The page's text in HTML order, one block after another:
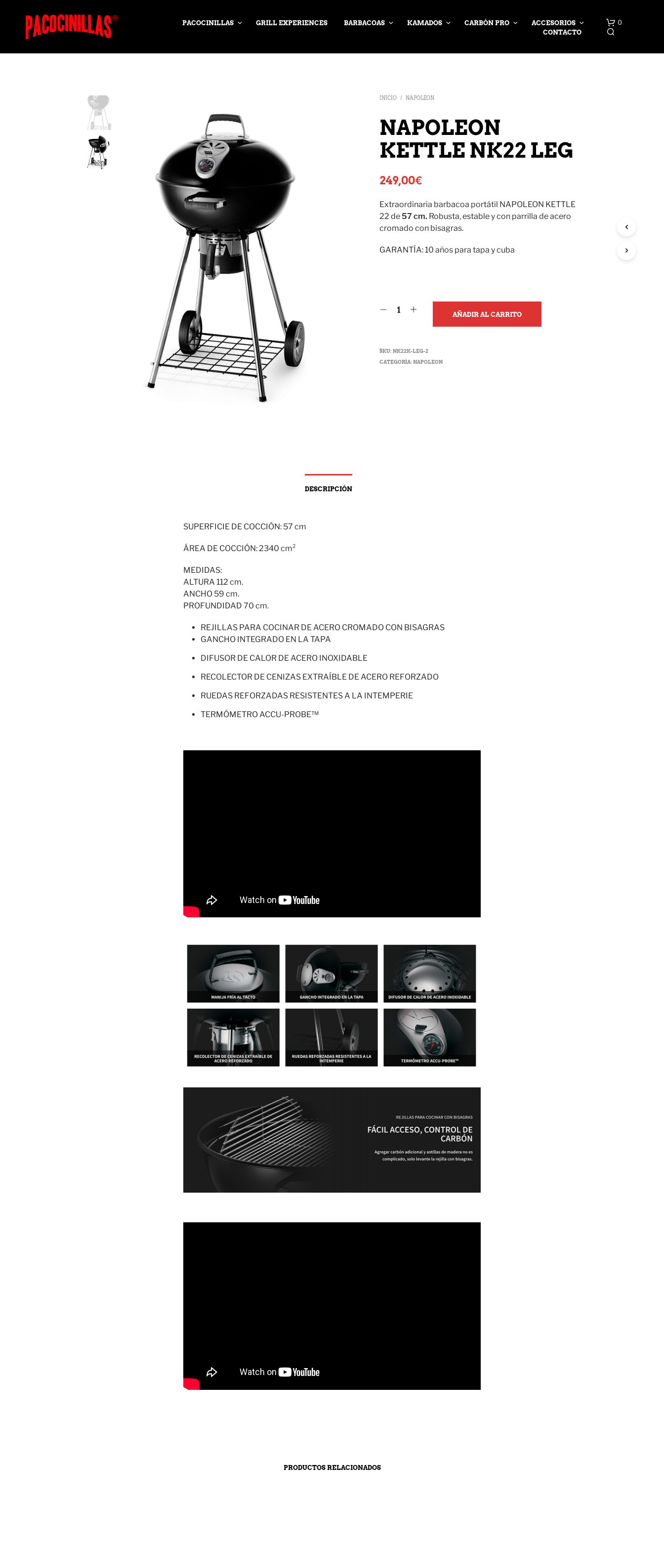
PACOCINILLAS GRILL EXPERIENCES BARBACOAS KAMADOS CARBÓN PRO
ACCESORIOS
CONTACTO
0
INICIO / NAPOLEON
NAPOLEON
KETTLE NK22 LEG
249,00€
Extraordinaria barbacoa portátil NAPOLEON KETTLE
22 de57 cm. Robusta, estable y con parrilla de acero
cromado con bisagras.
GARANTÍA: 10 años para tapa y cuba
AÑADIR AL CARRITO
SKU:NK22K-LEG-2
CATEGORÍA:NAPOLEON
DESCRIPCIÓN
SUPERFICIE DE COCCIÓN: 57 cm
ÁREA DE COCCIÓN: 2340 cm²
MEDIDAS:
ALTURA 112 cm.
ANCHO 59 cm.
PROFUNDIDAD 70 cm.
REJILLAS PARA COCINAR DE ACERO CROMADO CON BISAGRAS
GANCHO INTEGRADO EN LA TAPA
DIFUSOR DE CALOR DE ACERO INOXIDABLE
RECOLECTOR DE CENIZAS EXTRAÍBLE DE ACERO REFORZADO
RUEDAS REFORZADAS RESISTENTES A LA INTEMPERIE
TERMÓMETRO ACCU-PROBE™
PRODUCTOS RELACIONADOS